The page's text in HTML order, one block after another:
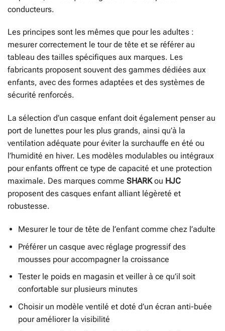
conducteurs.
Les principes sont les mêmes que pour les adultes :
mesurer correctement le tour de tête et se référer au
tableau des tailles spécifiques aux marques. Les
fabricants proposent souvent des gammes dédiées aux
enfants, avec des formes adaptées et des systèmes de
sécurité renforcés.
La sélection d’un casque enfant doit également penser au
port de lunettes pour les plus grands, ainsi qu’à la
ventilation adéquate pour éviter la surchauffe en été ou
l’humidité en hiver. Les modèles modulables ou intégraux
pour enfants offrent ce type de capacité et une protection
maximale. Des marques comme SHARKou HJC
proposent des casques enfant alliant légèreté et
robustesse.
Mesurer le tour de tête de l’enfant comme chez l’adulte
Préférer un casque avec réglage progressif des
mousses pour accompagner la croissance
Tester le poids en magasin et veiller à ce qu’il soit
confortable sur plusieurs minutes
Choisir un modèle ventilé et doté d’un écran anti-buée
pour améliorer la visibilité